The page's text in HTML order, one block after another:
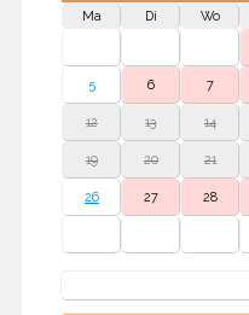
Ma Di Wo
5 6 7
12 13 14
19 20 21
26 27 28